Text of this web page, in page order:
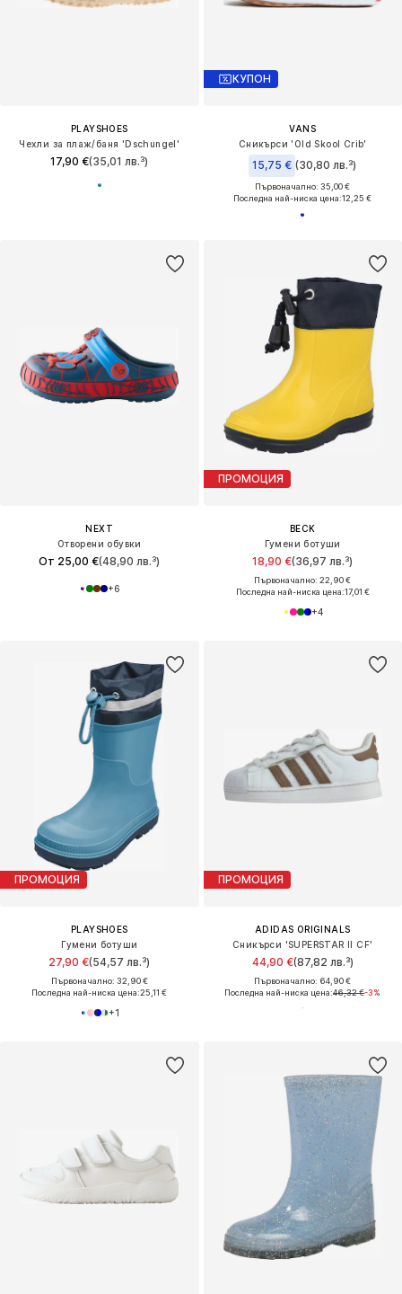
PLAYSHOES
Чехли за плаж/баня 'Dschungel'
17,90 €(35,01 лв.³)
КУПОН
VANS
Сникърси 'Old Skool Crib'
15,75 € (30,80 лв.³)
Първоначално: 35,00 €
Последна най-ниска цена:12,25 €
NEXT
Отворени обувки
От 25,00 €(48,90 лв.³)
+6
ПРОМОЦИЯ
BECK
Гумени ботуши
18,90 €(36,97 лв.³)
Първоначално: 22,90 €
Последна най-ниска цена:17,01 €
+4
ПРОМОЦИЯ
PLAYSHOES
Гумени ботуши
27,90 €(54,57 лв.³)
Първоначално: 32,90 €
Последна най-ниска цена:25,11 €
+1
ПРОМОЦИЯ
ADIDAS ORIGINALS
Сникърси 'SUPERSTAR II CF'
44,90 €(87,82 лв.³)
Първоначално: 64,90 €
Последна най-ниска цена:46,32 €-3%